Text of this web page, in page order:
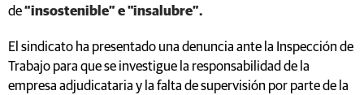
de“insostenible” e "insalubre”.
El sindicato ha presentado una denuncia ante la Inspección de
Trabajo para que se investigue la responsabilidad de la
empresa adjudicataria y la falta de supervisión por parte de la